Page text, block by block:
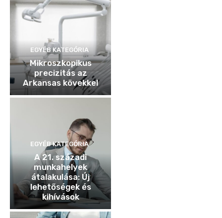
EGYÉB KATEGÓRIA
Mikroszkopikus
precizitás az
Arkansas kövekkel
EGYÉB KATEGÓRIA
A 21. századi
munkahelyek
átalakulása: Új
lehetőségek és
kihívások